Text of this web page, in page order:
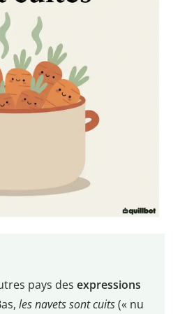
pays des expressions
les navets sont cuits(« nu